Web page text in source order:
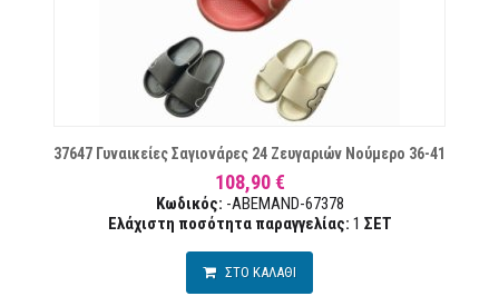
37647 Γυναικείες Σαγιονάρες 24 Ζευγαριών Νούμερο 36-41
108,90 €
Κωδικός: -ABEMAND-67378
Ελάχιστη ποσότητα παραγγελίας: 1 ΣΕΤ
ΣΤΟ ΚΑΛΑΘΙ